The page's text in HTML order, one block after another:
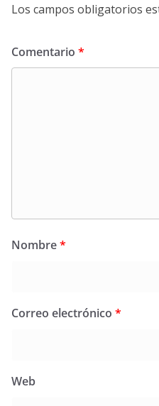
Los campos obligatorios
Comentario *
Nombre*
Correo electrónico *
Web